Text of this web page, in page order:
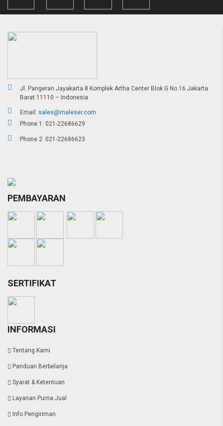
Jl. Pangeran Jayakarta 8 Komplek Artha Center Blok G No.16 Jakarta
Barat 11110 – Indonesia
Email: sales@maleser.com
Phone 1: 021-22686629
Phone 2: 021-22686623
PEMBAYARAN
SERTIFIKAT
INFORMASI
Tentang Kami
Panduan Berbelanja
Syarat & Ketentuan
Layanan Purna Jual
Info Pengiriman